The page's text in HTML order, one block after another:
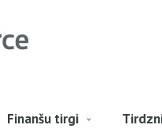
Finanšu tirgi